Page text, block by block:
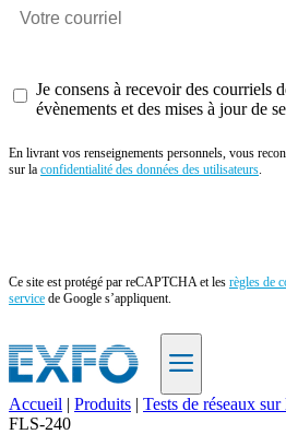
Je consens à recevoir des courriels
évènements et des mises à jour de
En livrant vos renseignements personnels, vous
sur la confidentialité des données des utilisateurs.
Ce site est protégé par reCAPTCHA et les règles de
service de Google s’appliquent.
FR
Accueil | Produits | Tests de réseaux
FLS-240